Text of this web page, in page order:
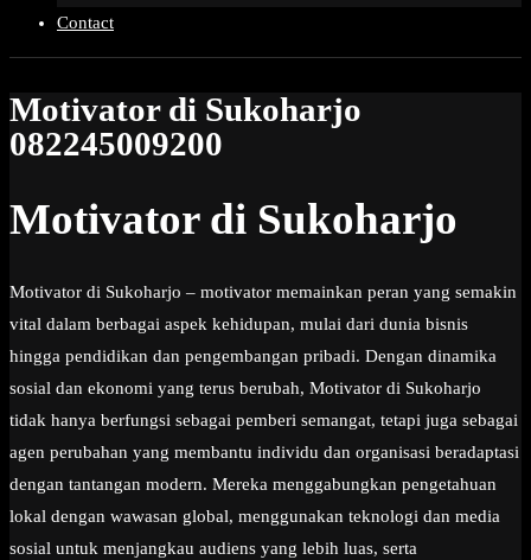
Contact
Motivator di Sukoharjo
082245009200
Motivator di Sukoharjo
Motivator di Sukoharjo – motivator memainkan peran yang semakin
vital dalam berbagai aspek kehidupan, mulai dari dunia bisnis
hingga pendidikan dan pengembangan pribadi. Dengan dinamika
sosial dan ekonomi yang terus berubah, Motivator di Sukoharjo
tidak hanya berfungsi sebagai pemberi semangat, tetapi juga sebagai
agen perubahan yang membantu individu dan organisasi beradaptasi
dengan tantangan modern. Mereka menggabungkan pengetahuan
lokal dengan wawasan global, menggunakan teknologi dan media
sosial untuk menjangkau audiens yang lebih luas, serta